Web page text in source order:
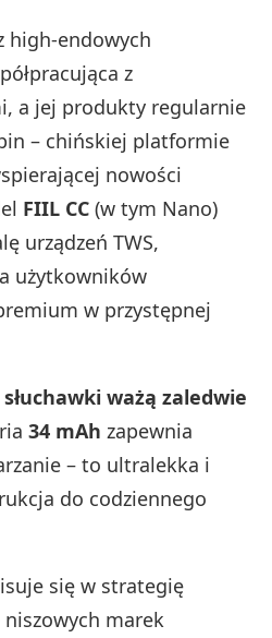
high‑endowych
z
a jej produkty regularnie
– chińskiej platformie
nowości
FIIL CC (w tym Nano)
urządzeń TWS,
użytkowników
w przystępnej
ważą zaledwie
34 mAh zapewnia
– to ultralekka i
do codziennego
się w strategię
marek